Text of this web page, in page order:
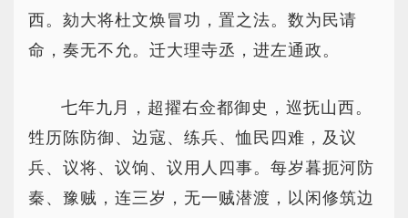
西。劾大将杜文焕冒功，置之法。数为民请
命，奏无不允。迁大理寺丞，进左通政。
七年九月，超擢右佥都御史，巡抚山西。
甡历陈防御、边寇、练兵、恤民四难，及议
兵、议将、议饷、议用人四事。每岁暮扼河防
秦、豫贼，连三岁，无一贼潜渡，以闲修筑边